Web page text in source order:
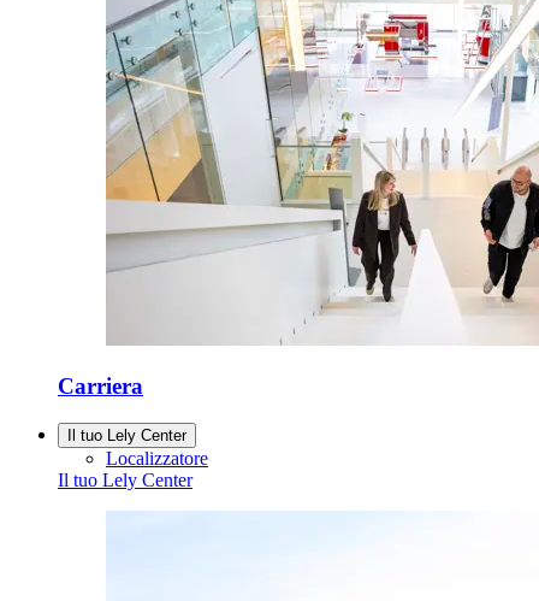
Carriera
Il tuo Lely Center
Localizzatore
Il tuo Lely Center